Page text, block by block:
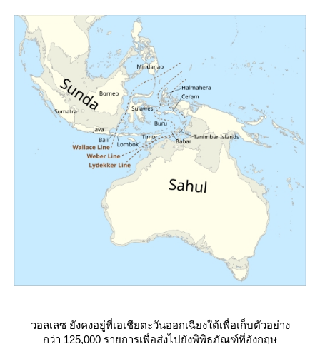
วอลเลซ ยังคงอยู่ที่เอเชียตะวันออกเฉียงใต้เพื่อเก็บตัวอย่าง
กว่า 125,000 รายการเพื่อส่งไปยังพิพิธภัณฑ์ที่อังกฤษ